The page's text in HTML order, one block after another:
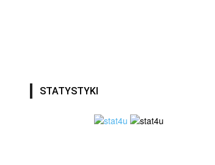
STATYSTYKI